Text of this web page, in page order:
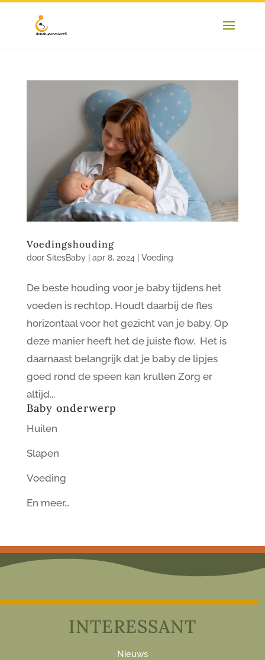
Voedingshouding
door SitesBaby| apr 8, 2024| Voeding
De beste houding voor je baby tijdens het
voeden is rechtop. Houdt daarbij de fles
horizontaal voor het gezicht van je baby. Op
deze manier heeft het de juiste flow. Het is
daarnaast belangrijk dat je baby de lipjes
goed rond de speen kan krullen Zorg er
altijd...
Baby onderwerp
Huilen
Slapen
Voeding
En meer…
INTERESSANT
Nieuws